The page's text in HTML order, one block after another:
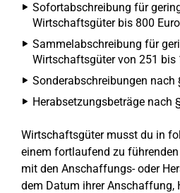
Sofortabschreibung für
Wirtschaftsgüter bis 800
Sammelabschreibung für
Wirtschaftsgüter von 251 bis
Sonderabschreibungen nach
Herabsetzungsbeträge nach
Wirtschaftsgüter musst du in
einem fortlaufend zu führenden
mit den Anschaffungs- oder
dem Datum ihrer Anschaffung,